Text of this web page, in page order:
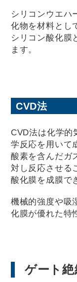
シリコンウエハ
化物を材料とし
シリコン酸化膜
ます。
CVD法
CVD法は化学的
学反応を用いて
酸素を含んだガ
対し反応させる
酸化膜を成膜で
機械的強度や吸
化膜が優れた特
ゲート